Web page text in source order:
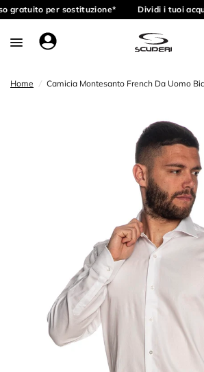
gratuito per sostituzione* Dividi i tuoi
Home / Camicia Montesanto French Da Uomo